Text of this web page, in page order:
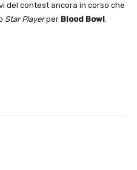
del contest ancora in corso che
Star Playerper Blood Bowl.